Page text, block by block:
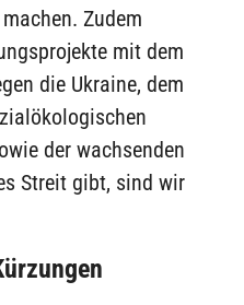
Zudem
mit dem
die Ukraine, dem
der wachsenden
Streit gibt, sind wir